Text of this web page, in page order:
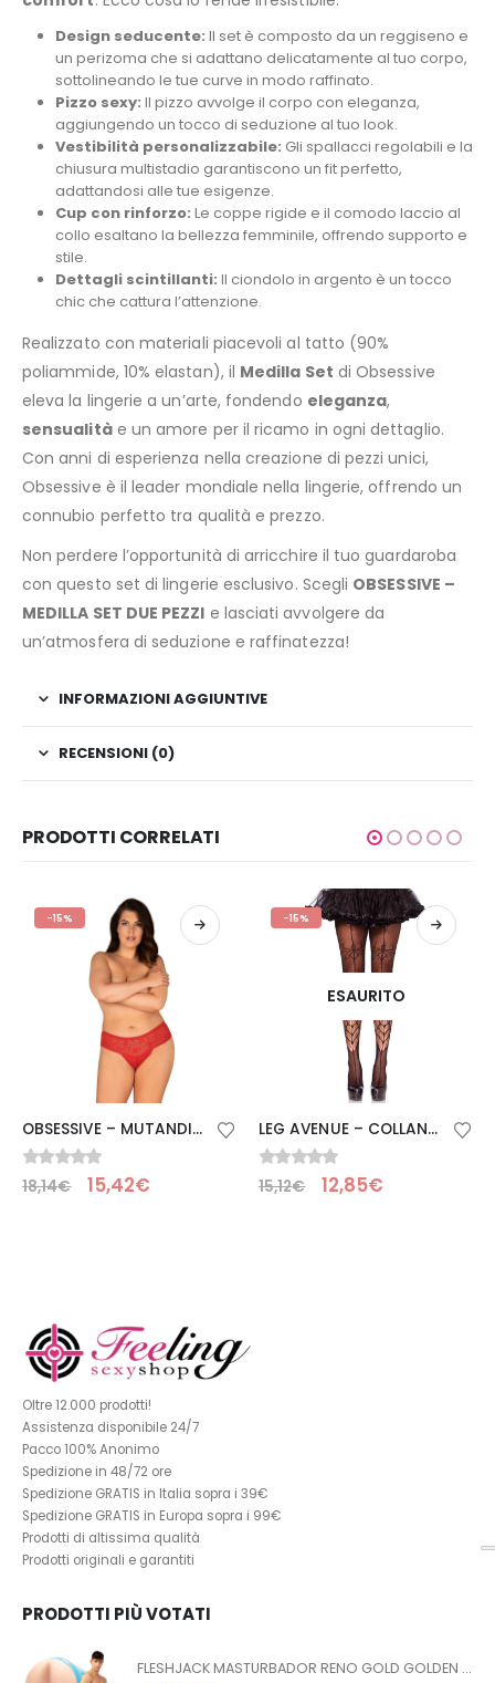
Design seducente: Il set è composto da un reggiseno e
un perizoma che si adattano delicatamente al tuo corpo,
sottolineando le tue curve in modo raffinato.
Pizzo sexy: Il pizzo avvolge il corpo con eleganza,
aggiungendo un tocco di seduzione al tuo look.
Vestibilità personalizzabile: Gli spallacci regolabili e la
chiusura multistadio garantiscono un fit perfetto,
adattandosi alle tue esigenze.
Cup con rinforzo: Le coppe rigide e il comodo laccio al
collo esaltano la bellezza femminile, offrendo supporto e
stile.
Dettagli scintillanti: Il ciondolo in argento è un tocco
chic che cattura l’attenzione.
Realizzato con materiali piacevoli al tatto (90%
poliammide, 10% elastan), il Medilla Set di Obsessive
eleva la lingerie a un’arte, fondendo eleganza,
sensualitàe un amore per il ricamo in ogni dettaglio.
Con anni di esperienza nella creazione di pezzi unici,
Obsessive è il leader mondiale nella lingerie, offrendo un
connubio perfetto tra qualità e prezzo.
Non perdere l’opportunità di arricchire il tuo guardaroba
con questo set di lingerie esclusivo. Scegli OBSESSIVE –
MEDILLA SET DUE PEZZI e lasciati avvolgere da
un’atmosfera di seduzione e raffinatezza!
INFORMAZIONI AGGIUNTIVE
RECENSIONI (0)
PRODOTTI CORRELATI
-15%
OBSESSIVE – MUTANDINE BLOSS MINA 4XL/5XL
0Su 5
18,14€ 15,42€
-15%
ESAURITO
LEG AVENUE – COLLANT ITSY BITSY SPIDER
0Su 5
15,12€ 12,85€
Oltre 12.000 prodotti!
Assistenza disponibile 24/7
Pacco 100% Anonimo
Spedizione in 48/72 ore
Spedizione GRATIS in Italia sopra i 39€
Spedizione GRATIS in Europa sopra i 99€
Prodotti di altissima qualità
Prodotti originali e garantiti
PRODOTTI PIÙ VOTATI
FLESHJACK MASTURBADOR RENO GOLD GOLDEN BOY BUTT